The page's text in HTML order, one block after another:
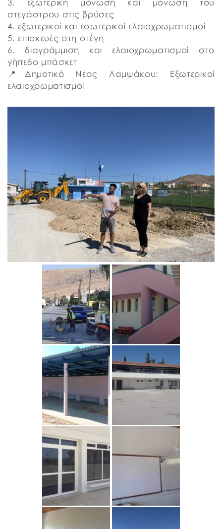
3. εξωτερική μόνωση και μόνωση του
στεγάστρου στις βρύσες
4. εξωτερικοί και εσωτερικοί ελαιοχρωματισμοί
5. επισκευές στη στέγη
6. διαγράμμιση και ελαιοχρωματισμοί στο
γήπεδο μπάσκετ
📍Δημοτικό Νέας Λαμψάκου: Εξωτερικοί
ελαιοχρωματισμοί